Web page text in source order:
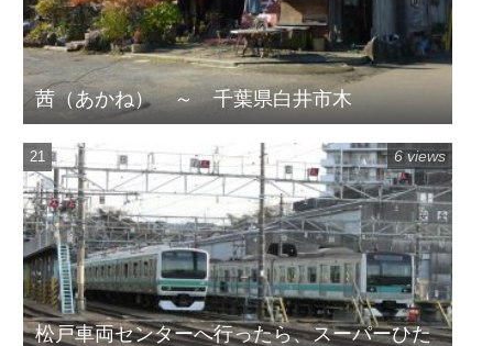
茜（あかね） ～ 千葉県白井市木
松戸車両センターへ行ったら、スーパーひた
6 views